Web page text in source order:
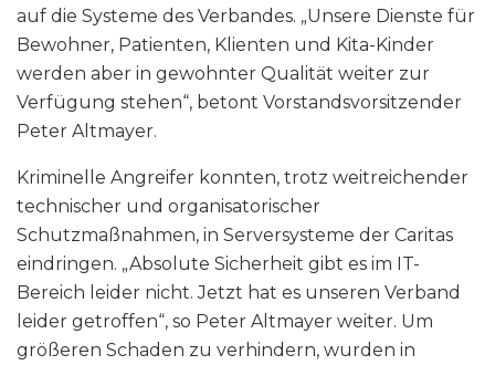
auf die Systeme des Verbandes. „Unsere Dienste für
Bewohner, Patienten, Klienten und Kita-Kinder
werden aber in gewohnter Qualität weiter zur
Verfügung stehen“, betont Vorstandsvorsitzender
Peter Altmayer.
Kriminelle Angreifer konnten, trotz weitreichender
technischer und organisatorischer
Schutzmaßnahmen, in Serversysteme der Caritas
eindringen. „Absolute Sicherheit gibt es im IT-
Bereich leider nicht. Jetzt hat es unseren Verband
leider getroffen“, so Peter Altmayer weiter. Um
größeren Schaden zu verhindern, wurden in